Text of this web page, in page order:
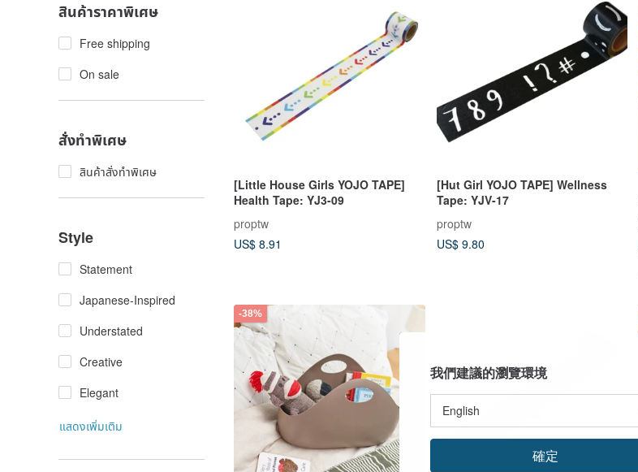
สินค้าราคาพิเศษ
Free shipping
On sale
สั่งทำพิเศษ
สินค้าสั่งทำพิเศษ
Style
Statement
Japanese-Inspired
Understated
Creative
Elegant
แสดงเพิ่มเติม
[Little House Girls YOJO TAPE]
Health Tape: YJ3-09
proptw
US$ 8.91
[Hut Girl YOJO TAPE] Wellness
Tape: YJV-17
proptw
US$ 9.80
-38%
我們建議的瀏覽環境
確定